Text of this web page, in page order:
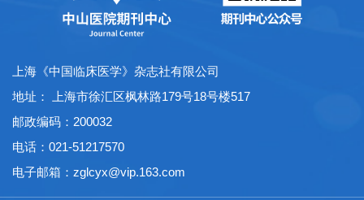
上海《中国临床医学》杂志社有限公司
地址： 上海市徐汇区枫林路179号18号楼517
邮政编码：200032
电话：021-51217570
电子邮箱： zglcyx@vip.163.com